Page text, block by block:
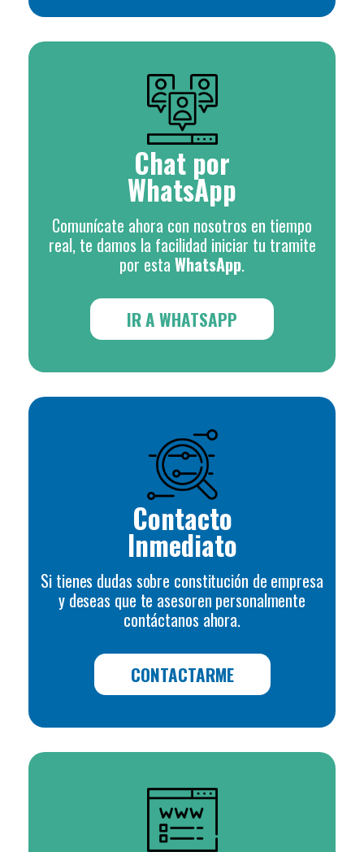
Chat por
WhatsApp
Comunícate ahora con nosotros en tiempo
real, te damos la facilidad iniciar tu tramite
por esta WhatsApp.
IR A WHATSAPP
Contacto
Inmediato
Si tienes dudas sobre constitución de empresa
y deseas que te asesoren personalmente
contáctanos ahora.
CONTACTARME